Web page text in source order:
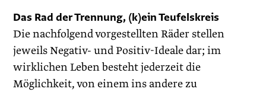
Das Rad der Trennung, (k)ein Teufelskreis
Die nachfolgend vorgestellten Räder stellen
jeweils Negativ- und Positiv-­Ideale dar; im
wirklichen Leben besteht jederzeit die
Möglichkeit, von einem ins andere zu